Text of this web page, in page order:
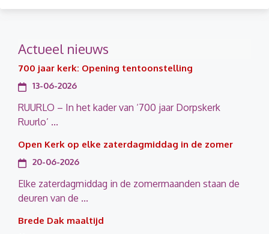
Actueel nieuws
700 jaar kerk: Opening tentoonstelling
13-06-2026
RUURLO – In het kader van ‘700 jaar Dorpskerk
Ruurlo’ ...
Open Kerk op elke zaterdagmiddag in de zomer
20-06-2026
Elke zaterdagmiddag in de zomermaanden staan de
deuren van de ...
Brede Dak maaltijd